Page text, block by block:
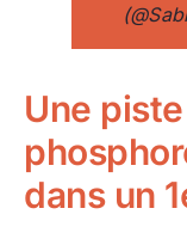
Une
dans un